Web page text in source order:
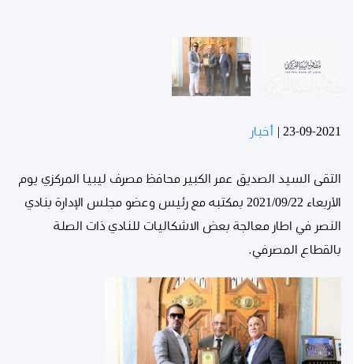
23-09-2021 أخبار
التقى السيد الصديق عمر الكبير محافظ مصرف ليبيا المركزي يوم
الأربعاء 2021/09/22 بمكتبه مع رئيس وعضو مجلس الإدارة بنادي
النصر في اطار معالجة بعض الاشكاليات للنادي ذات الصلة
بالقطاع المصرفي.